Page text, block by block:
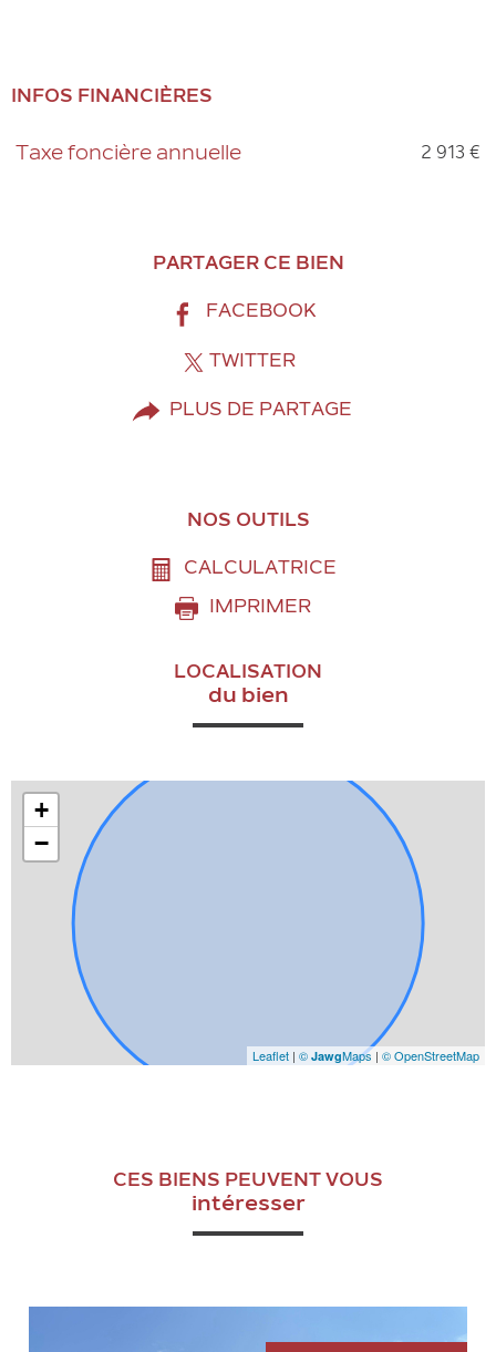
INFOS FINANCIÈRES
Caractéristiques Valeurs
Taxe foncière annuelle 2 913 €
PARTAGER CE BIEN
FACEBOOK
TWITTER
PLUS DE PARTAGE
NOS OUTILS
CALCULATRICE
IMPRIMER
LOCALISATION
du bien
+
−
Leaflet | © JawgMaps | © OpenStreetMap
CES BIENS PEUVENT VOUS
intéresser